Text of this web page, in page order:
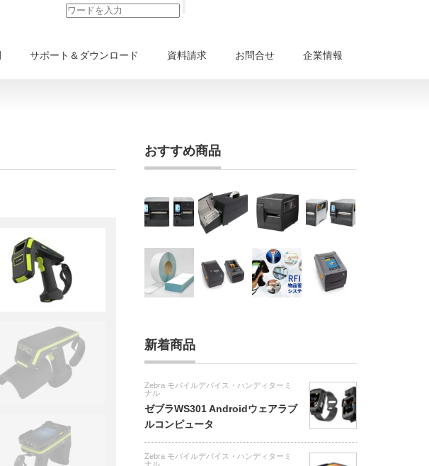
サポート＆ダウンロード 資料請求 お問合せ 企業情報
おすすめ商品
新着商品
Zebra モバイルデバイス・ハンディターミ
ナル
ゼブラWS301 Androidウェアラブ
ルコンピュータ
Zebra モバイルデバイス・ハンディターミ
ナル